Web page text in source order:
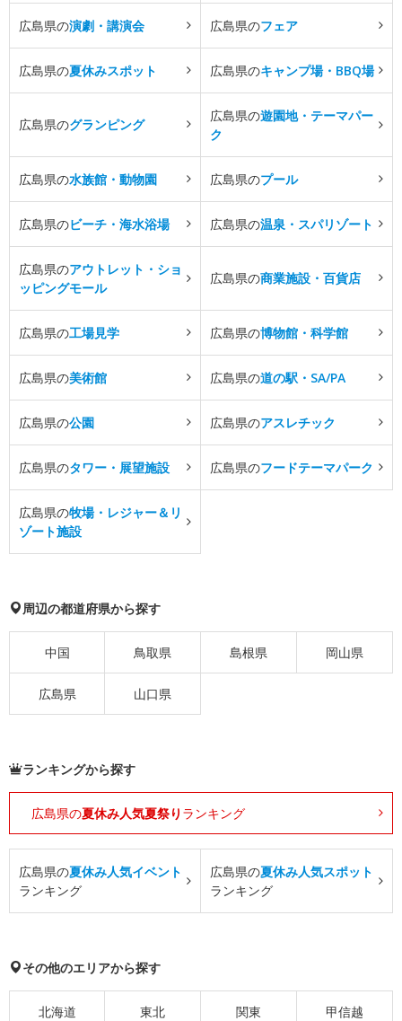
広島県の演劇・講演会 広島県のフェア
広島県の夏休みスポット 広島県のキャンプ場・BBQ場
広島県のグランピング
広島県の遊園地・テーマパー
ク
広島県の水族館・動物園 広島県のプール
広島県のビーチ・海水浴場 広島県の温泉・スパリゾート
広島県のアウトレット・ショ
ッピングモール
広島県の商業施設・百貨店
広島県の工場見学 広島県の博物館・科学館
広島県の美術館 広島県の道の駅・SA/PA
広島県の公園 広島県のアスレチック
広島県のタワー・展望施設 広島県のフードテーマパーク
広島県の牧場・レジャー＆リ
ゾート施設
周辺の都道府県から探す
中国 鳥取県 島根県 岡山県
広島県 山口県
ランキングから探す
広島県の夏休み人気夏祭り ランキング
広島県の夏休み人気イベント
ランキング
広島県の夏休み人気スポット
ランキング
その他のエリアから探す
北海道 東北 関東 甲信越